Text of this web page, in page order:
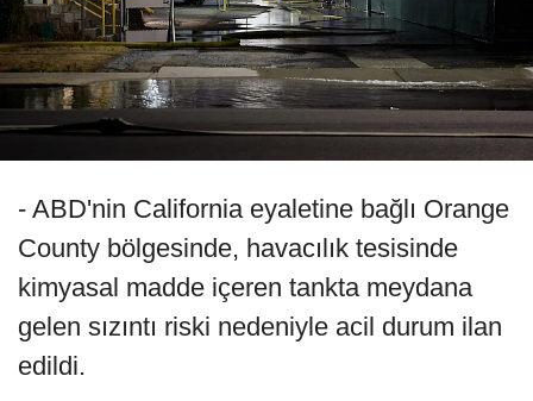
- ABD'nin California eyaletine bağlı Orange
County bölgesinde, havacılık tesisinde
kimyasal madde içeren tankta meydana
gelen sızıntı riski nedeniyle acil durum ilan
edildi.